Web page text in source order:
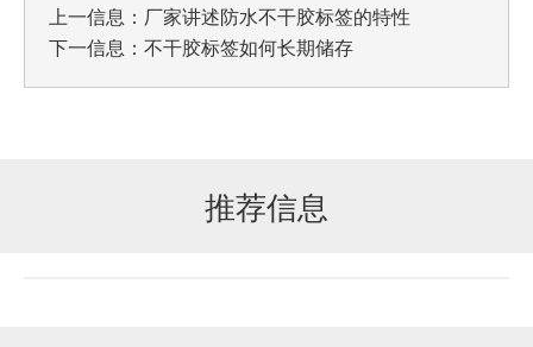
上一信息： 厂家讲述防水不干胶标签的特性
下一信息： 不干胶标签如何长期储存
推荐信息